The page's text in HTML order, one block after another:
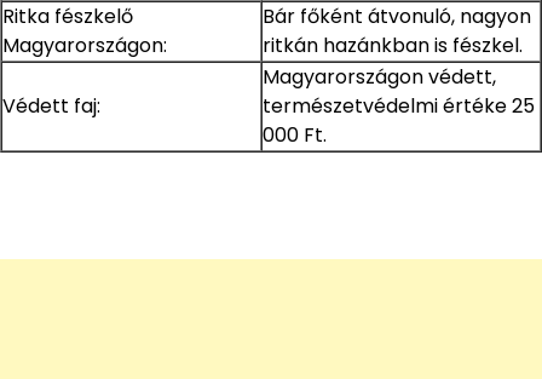
Ritka fészkelő
Magyarországon:
Bár főként átvonuló, nagyon
ritkán hazánkban is fészkel.
Védett faj:
Magyarországon védett,
természetvédelmi értéke 25
000 Ft.